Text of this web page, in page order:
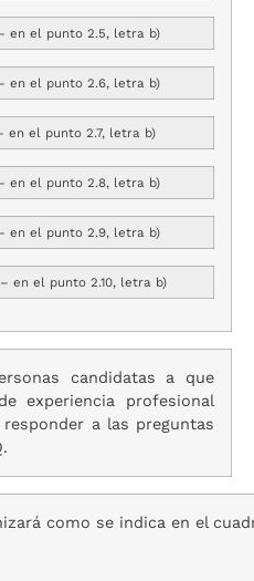
en el punto 2.5, letra b)
en el punto 2.6, letra b)
en el punto 2.7, letra b)
en el punto 2.8, letra b)
en el punto 2.9, letra b)
en el punto 2.10, letra b)
candidatas a que
experiencia profesional
a las preguntas
como se indica en el